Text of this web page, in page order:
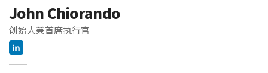
John Chiorando
创始人兼首席执行官